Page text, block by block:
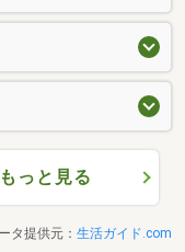
っと見る
タ提供元： 生活ガイド.com